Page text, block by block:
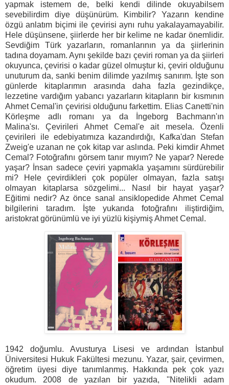
yapmak istemem de, belki kendi dilinde okuyabilsem
sevebilirdim diye düşünürüm. Kimbilir? Yazarın kendine
özgü anlatım biçimi ile çevirisi aynı ruhu yakalayamayabilir.
Hele düşünsene, şiirlerde her bir kelime ne kadar önemlidir.
Sevdiğim Türk yazarların, romanlarının ya da şiirlerinin
tadına doyamam. Aynı şekilde bazı çeviri roman ya da şiirleri
okuyunca, çevirisi o kadar güzel olmuştur ki, çeviri olduğunu
unuturum da, sanki benim dilimde yazılmış sanırım. İşte son
günlerde kitaplarımın arasında daha fazla gezindikçe,
lezzetine vardığım yabancı yazarların kitapların bir kısmının
Ahmet Cemal'in çevirisi olduğunu farkettim. Elias Canetti'nin
Körleşme adlı romanı ya da İngeborg Bachmann'ın
Malina'sı. Çevirileri Ahmet Cemal'e ait mesela. Özenli
çevirileri ile edebiyatımıza kazandırdığı, Kafka'dan Stefan
Zweig'e uzanan ne çok kitap var aslında. Peki kimdir Ahmet
Cemal? Fotoğrafını görsem tanır mıyım? Ne yapar? Nerede
yaşar? İnsan sadece çeviri yapmakla yaşamını sürdürebilir
mi? Hele çevirdikleri çok popüler olmayan, fazla satışı
olmayan kitaplarsa sözgelimi... Nasıl bir hayat yaşar?
Eğitimi nedir? Az önce sanal ansiklopedide Ahmet Cemal
bilgilerini taradım. İşte yukarıda fotoğrafını iliştirdiğim,
aristokrat görünümlü ve iyi yüzlü kişiymiş Ahmet Cemal.
1942 doğumlu. Avusturya Lisesi ve ardından İstanbul
Üniversitesi Hukuk Fakültesi mezunu. Yazar, şair, çevirmen,
öğretim üyesi diye tanımlanmış. Hakkında pek çok yazı
okudum. 2008 de yazılan bir yazıda, ''Nitelikli adam